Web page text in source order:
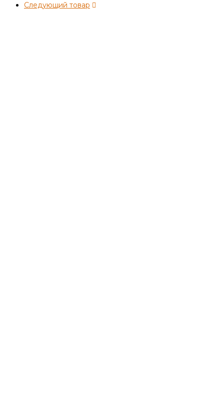
Следующий товар